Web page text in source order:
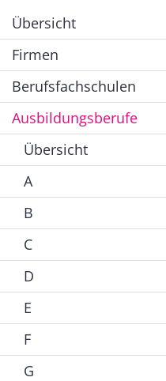
Übersicht
Firmen
Berufsfachschulen
Ausbildungsberufe
Übersicht
A
B
C
D
E
F
G